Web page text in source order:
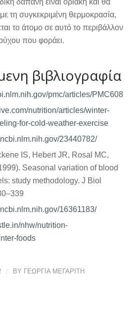
δαπάνη είναι οριακή και θα
τη συγκεκριμένη θερμοκρασία,
το άτομο σε αυτό το περιβάλλον
που φοράει.
βιβλιογραφία
pmc/articles/
nutrition/articles/winter-
for-cold-weather-exercise
23440782/
IS, Hebert JR, Rosal MC,
Seasonal variation of blood
study methodology. J Biol
16361183/
nhw/nutrition-
foods
/ BY ΓΕΩΡΓΙΑ ΜΕΓΑΡΙΤΗ